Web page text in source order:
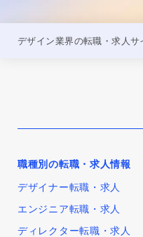
デザイン業界の転職・求人
職種別の転職・求人情報
デザイナー転職・求人
エンジニア転職・求人
ディレクター転職・求人